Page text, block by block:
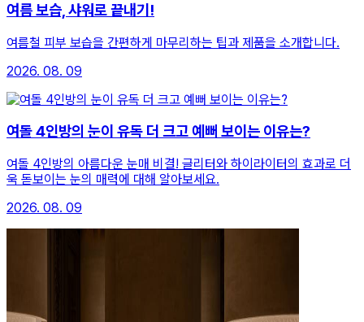
여름 보습, 샤워로 끝내기!
여름철 피부 보습을 간편하게 마무리하는 팁과 제품을 소개합니다.
2026. 08. 09
여돌 4인방의 눈이 유독 더 크고 예뻐 보이는 이유는?
여돌 4인방의 아름다운 눈매 비결! 글리터와 하이라이터의 효과로 더
욱 돋보이는 눈의 매력에 대해 알아보세요.
2026. 08. 09